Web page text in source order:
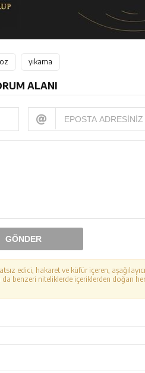
yıkama
ALANI
GÖNDER
edici, hakaret ve küfür içeren,
benzeri niteliklerde içeriklerden doğan